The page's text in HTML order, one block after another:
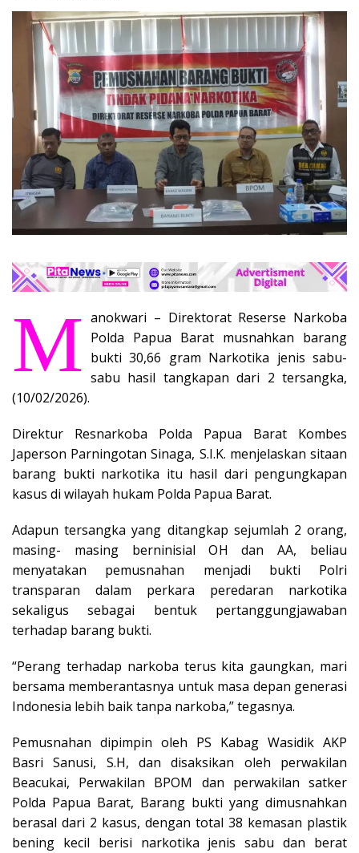
M anokwari – Direktorat Reserse Narkoba
Polda Papua Barat musnahkan barang
bukti 30,66 gram Narkotika jenis sabu-
sabu hasil tangkapan dari 2 tersangka,
(10/02/2026).
Direktur Resnarkoba Polda Papua Barat Kombes
Japerson Parningotan Sinaga, S.I.K. menjelaskan sitaan
barang bukti narkotika itu hasil dari pengungkapan
kasus di wilayah hukam Polda Papua Barat.
Adapun tersangka yang ditangkap sejumlah 2 orang,
masing- masing berninisial OH dan AA, beliau
menyatakan pemusnahan menjadi bukti Polri
transparan dalam perkara peredaran narkotika
sekaligus sebagai bentuk pertanggungjawaban
terhadap barang bukti.
“Perang terhadap narkoba terus kita gaungkan, mari
bersama memberantasnya untuk masa depan generasi
Indonesia lebih baik tanpa narkoba,” tegasnya.
Pemusnahan dipimpin oleh PS Kabag Wasidik AKP
Basri Sanusi, S.H, dan disaksikan oleh perwakilan
Beacukai, Perwakilan BPOM dan perwakilan satker
Polda Papua Barat, Barang bukti yang dimusnahkan
berasal dari 2 kasus, dengan total 38 kemasan plastik
bening kecil berisi narkotika jenis sabu dan berat